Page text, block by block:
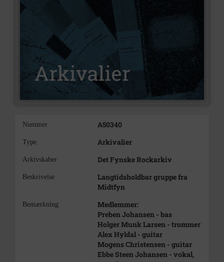
Nummer A50340
Type Arkivalier
Arkivskaber Det Fynske Rockarkiv
Beskrivelse
Langtidsholdbar gruppe fra
Midtfyn
Bemærkning
Medlemmer:
Preben Johansen - bas
Holger Munk Larsen - trommer
Alex Hyldal - guitar
Mogens Christensen - guitar
Ebbe Steen Johansen - vokal,